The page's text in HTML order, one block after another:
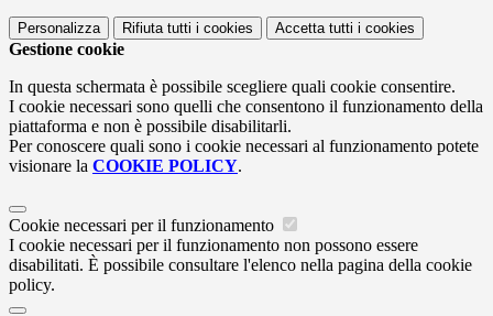
Personalizza Rifiuta tutti i cookies Accetta tutti i cookies
Gestione cookie
In questa schermata è possibile scegliere quali cookie consentire.
I cookie necessari sono quelli che consentono il funzionamento della
piattaforma e non è possibile disabilitarli.
Per conoscere quali sono i cookie necessari al funzionamento potete
visionare la COOKIE POLICY.
Cookie necessari per il funzionamento
I cookie necessari per il funzionamento non possono essere
disabilitati. È possibile consultare l'elenco nella pagina della cookie
policy.